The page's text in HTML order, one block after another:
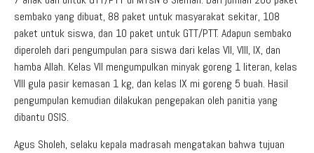
sembako yang dibuat, 88 paket untuk masyarakat sekitar, 108
paket untuk siswa, dan 10 paket untuk GTT/PTT. Adapun sembako
diperoleh dari pengumpulan para siswa dari kelas VII, VIII, IX, dan
hamba Allah. Kelas VII mengumpulkan minyak goreng 1 literan, kelas
VIII gula pasir kemasan 1 kg, dan kelas IX mi goreng 5 buah. Hasil
pengumpulan kemudian dilakukan pengepakan oleh panitia yang
dibantu OSIS.
Agus Sholeh, selaku kepala madrasah mengatakan bahwa tujuan